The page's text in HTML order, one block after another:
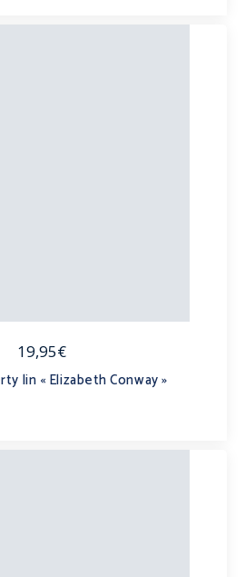
19,95€
lin « Elizabeth Conway »